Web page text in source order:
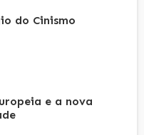
do Cinismo
e a nova